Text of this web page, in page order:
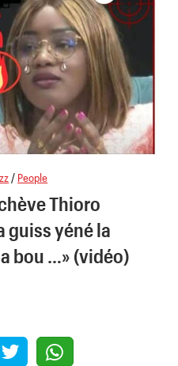
/ People
Thioro
guiss yéné la
bou …» (vidéo)